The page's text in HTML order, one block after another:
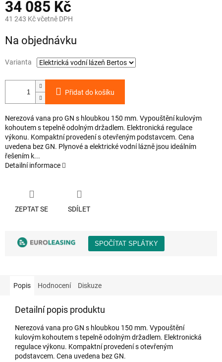
34 085 Kč
41 243 Kč včetně DPH
cena:
Na objednávku
Varianta
Přidat do košíku
Nerezová vana pro GN s hloubkou 150 mm. Vypouštění kulovým
kohoutem s tepelně odolným držadlem. Elektronická regulace
výkonu. Kompaktní provedení s otevřeným podstavcem. Cena
uvedena bez GN. Plynové a elektrické vodní lázně jsou ideálním
řešením k...
Detailní informace
ZEPTAT SE SDÍLET
Popis Hodnocení Diskuze
Detailní popis produktu
Nerezová vana pro GN s hloubkou 150 mm. Vypouštění
kulovým kohoutem s tepelně odolným držadlem. Elektronická
regulace výkonu. Kompaktní provedení s otevřeným
podstavcem. Cena uvedena bez GN.